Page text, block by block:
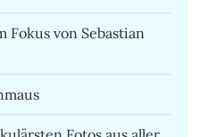
Fokus von Sebastian